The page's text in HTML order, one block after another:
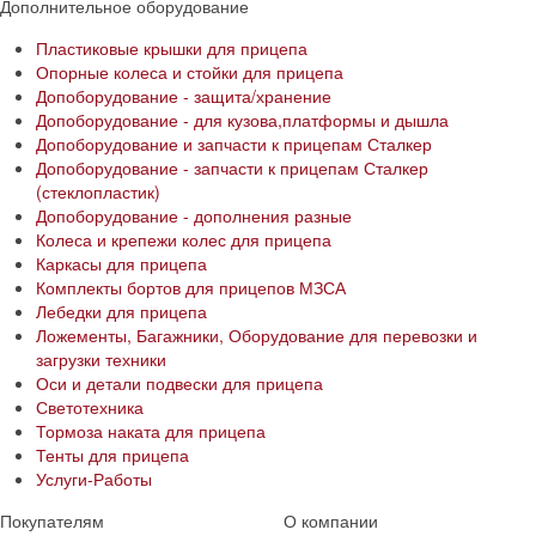
Дополнительное оборудование
Пластиковые крышки для прицепа
Опорные колеса и стойки для прицепа
Допоборудование - защита/хранение
Допоборудование - для кузова,платформы и дышла
Допоборудование и запчасти к прицепам Сталкер
Допоборудование - запчасти к прицепам Сталкер
(стеклопластик)
Допоборудование - дополнения разные
Колеса и крепежи колес для прицепа
Каркасы для прицепа
Комплекты бортов для прицепов МЗСА
Лебедки для прицепа
Ложементы, Багажники, Оборудование для перевозки и
загрузки техники
Оси и детали подвески для прицепа
Светотехника
Тормоза наката для прицепа
Тенты для прицепа
Услуги-Работы
Покупателям
О компании